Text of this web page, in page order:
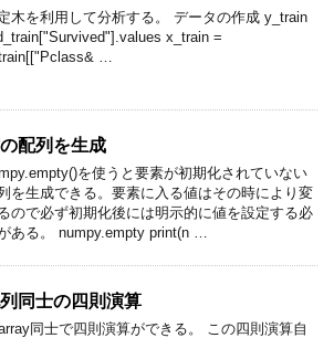
木を利用して分析する。 データの作成 y_train
x_train =
…
配列を生成
を使うと要素が初期化されていない
を生成できる。要素に入る値はその時により変
ので必ず初期化後には明示的に値を設定する必
ある。 numpy.empty print(n …
同士の四則演算
同士で四則演算ができる。 この四則演算自